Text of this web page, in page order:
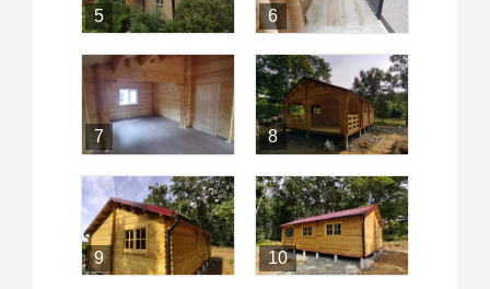
5 6
7 8
9 10